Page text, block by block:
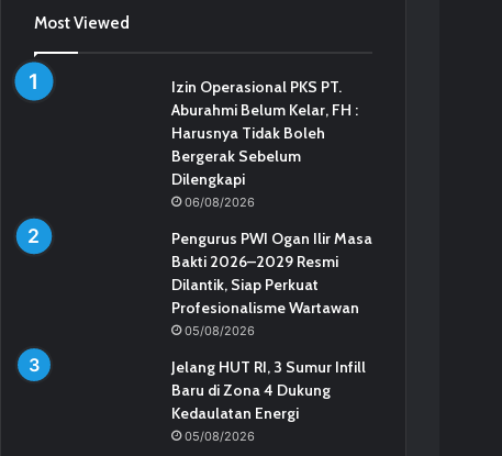
Most Viewed
Izin Operasional PKS PT.
Aburahmi Belum Kelar, FH :
Harusnya Tidak Boleh
Bergerak Sebelum
Dilengkapi
06/08/2026
Pengurus PWI Ogan Ilir Masa
Bakti 2026–2029 Resmi
Dilantik, Siap Perkuat
Profesionalisme Wartawan
05/08/2026
Jelang HUT RI, 3 Sumur Infill
Baru di Zona 4 Dukung
Kedaulatan Energi
05/08/2026